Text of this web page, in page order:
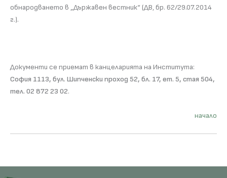
обнародването в „Държавен вестник“ (ДВ, бр. 62/29.07.2014
г.).
Документи се приемат в канцеларията на Института:
София 1113, бул. Шипченски проход 52, бл. 17, ет. 5, стая 504,
тел. 02 872 23 02.
начало